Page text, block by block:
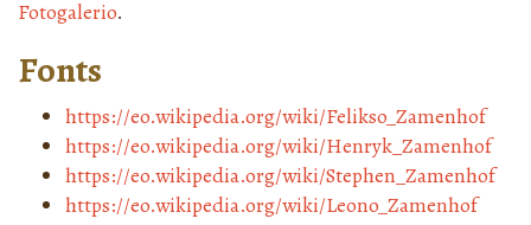
Fotogalerio.
Fonts
https://eo.wikipedia.org/wiki/Felikso_Zamenhof
https://eo.wikipedia.org/wiki/Henryk_Zamenhof
https://eo.wikipedia.org/wiki/Stephen_Zamenhof
https://eo.wikipedia.org/wiki/Leono_Zamenhof